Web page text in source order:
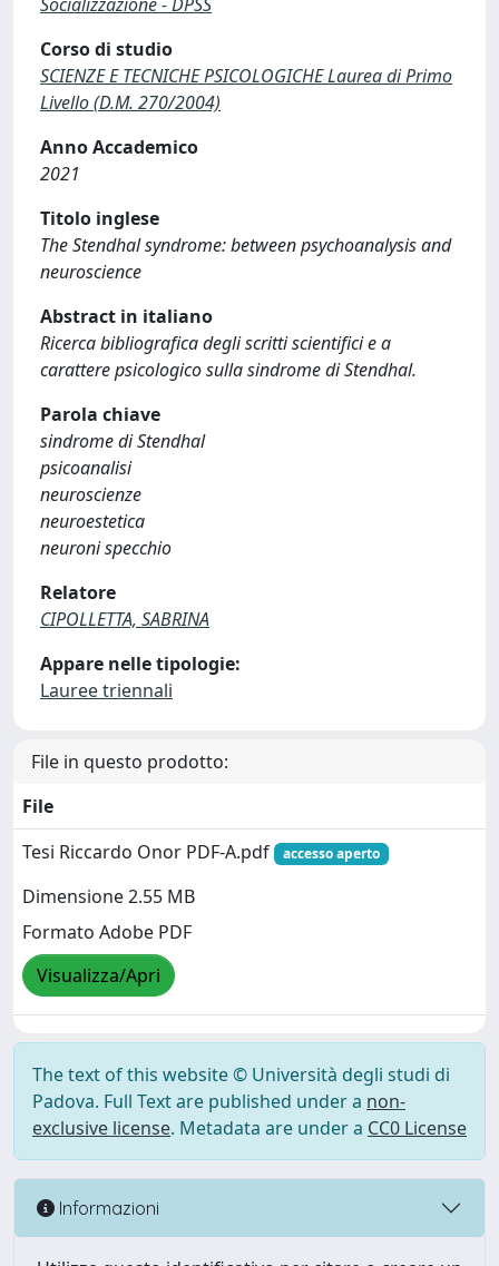
Corso di studio
SCIENZE E TECNICHE PSICOLOGICHE Laurea di Primo
Livello (D.M. 270/2004)
Anno Accademico
2021
Titolo inglese
The Stendhal syndrome: between psychoanalysis and
neuroscience
Abstract in italiano
Ricerca bibliografica degli scritti scientifici e a
carattere psicologico sulla sindrome di Stendhal.
Parola chiave
sindrome di Stendhal
psicoanalisi
neuroscienze
neuroestetica
neuroni specchio
Relatore
CIPOLLETTA, SABRINA
Appare nelle tipologie:
Lauree triennali
File in questo prodotto:
File
Tesi Riccardo Onor PDF-A.pdf
accesso aperto
Dimensione 2.55 MB
Formato Adobe PDF
Visualizza/Apri
The text of this website © Università degli studi di
Padova. Full Text are published under a non-
exclusive license. Metadata are under a CC0 License
Informazioni